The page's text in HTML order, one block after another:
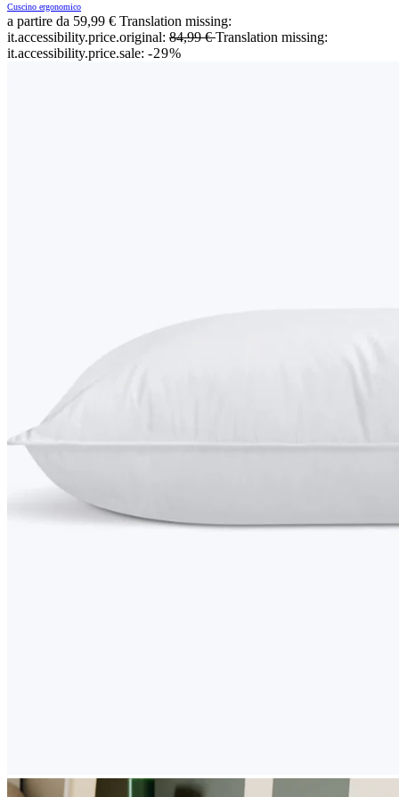
Cuscino ergonomico
a partire da 59,99 € Translation missing:
it.accessibility.price.original: 84,99 €Translation missing:
it.accessibility.price.sale: -29%